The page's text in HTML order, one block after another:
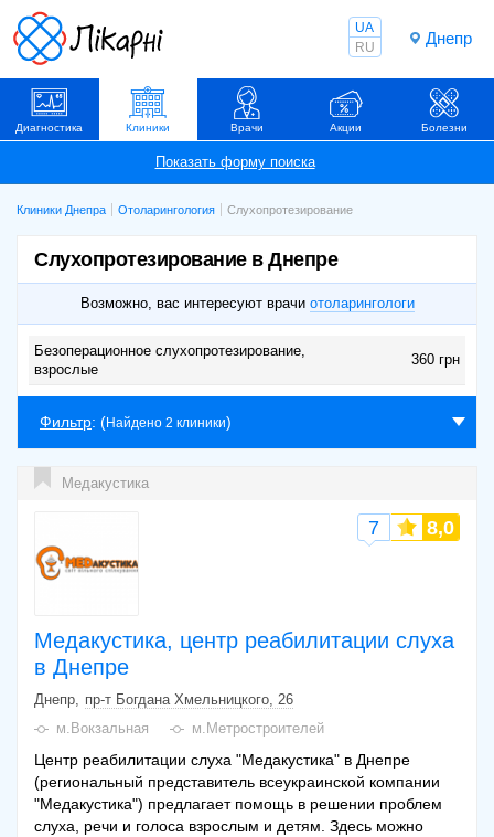
Днепр
UA
RU
Диагностика Клиники Врачи Акции Болезни
Клиники Днепра Отоларингология Слухопротезирование
Слухопротезирование в Днепре
Возможно, вас интересуют врачи отоларингологи
Безоперационное слухопротезирование,
взрослые
360 грн
Фильтр: (Найдено 2 клиники)
Медакустика
Медакустика, центр реабилитации слуха
в Днепре
7 8,0
Днепр
пр-т Богдана Хмельницкого, 26
м.Вокзальная
м.Метростроителей
Центр реабилитации слуха "Медакустика" в Днепре
(региональный представитель всеукраинской компании
"Медакустика") предлагает помощь в решении проблем
слуха, речи и голоса взрослым и детям. Здесь можно